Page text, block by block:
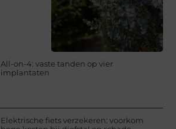
All-on-4: vaste tanden op vier
implantaten
Elektrische fiets verzekeren: voorkom